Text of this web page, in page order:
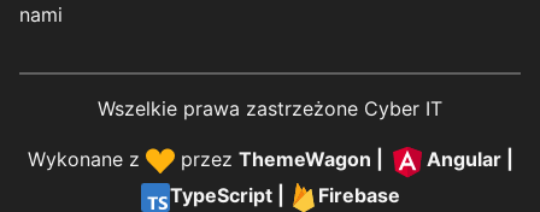
nami
Wszelkie prawa zastrzeżone Cyber IT
Wykonane z przez ThemeWagon Angular|
TypeScript| Firebase